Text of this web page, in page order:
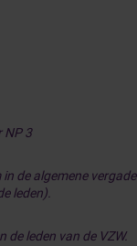
NP 3
de algemene
leden).
de leden van de VZW.